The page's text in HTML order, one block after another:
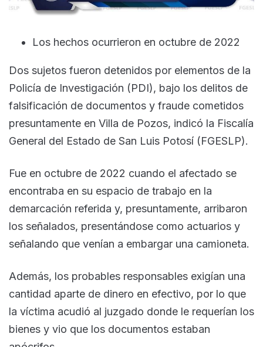
Los hechos ocurrieron en octubre de 2022
Dos sujetos fueron detenidos por elementos de la
Policía de Investigación (PDI), bajo los delitos de
falsificación de documentos y fraude cometidos
presuntamente en Villa de Pozos, indicó la Fiscalía
General del Estado de San Luis Potosí (FGESLP).
Fue en octubre de 2022 cuando el afectado se
encontraba en su espacio de trabajo en la
demarcación referida y, presuntamente, arribaron
los señalados, presentándose como actuarios y
señalando que venían a embargar una camioneta.
Además, los probables responsables exigían una
cantidad aparte de dinero en efectivo, por lo que
la víctima acudió al juzgado donde le requerían los
bienes y vio que los documentos estaban